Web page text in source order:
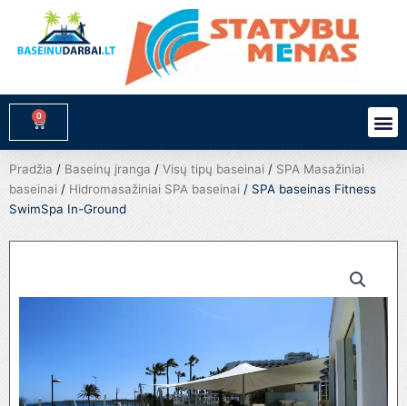
turinio
0
Cart
Pradžia / Baseinų įranga / Visų tipų baseinai / SPA Masažiniai
baseinai / Hidromasažiniai SPA baseinai / SPA baseinas Fitness
SwimSpa In-Ground